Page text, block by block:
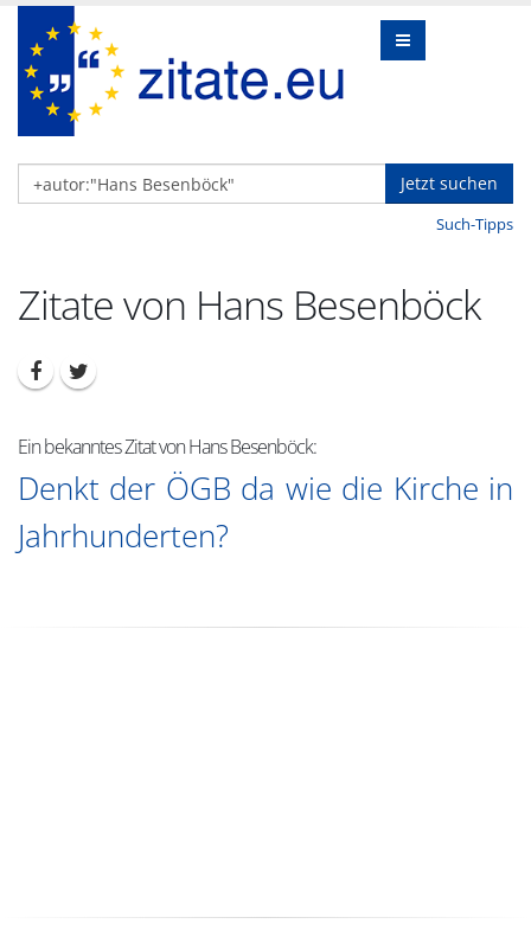
Jetzt suchen
Such-Tipps
Zitate von Hans Besenböck
Ein bekanntes Zitat von Hans Besenböck:
Denkt der ÖGB da wie die Kirche in
Jahrhunderten?